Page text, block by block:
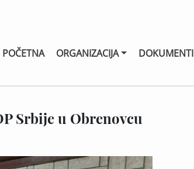
POČETNA ORGANIZACIJA DOKUMENTI
Srbije u Obrenovcu